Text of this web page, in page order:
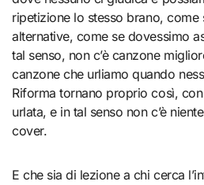
ripetizione lo stesso brano, come
alternative, come se dovessimo
tal senso, non c’è canzone
canzone che urliamo quando
Riforma tornano proprio così,
urlata, e in tal senso non c’è
cover.
E che sia di lezione a chi cerca